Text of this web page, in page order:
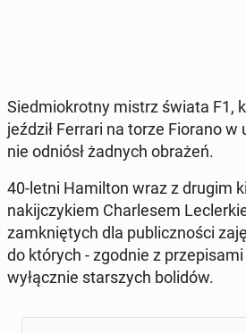
Sied­mio­krot­ny mistrz świata F1,
jeździł Ferrari na torze Fiorano w
nie odniósł żadnych obrażeń.
40-letni Ha­mil­ton wraz z drugim
na­kij­czy­kiem Char­le­sem
za­mknię­tych dla pu­blicz­no­ści
do których - zgodnie z
wy­łącz­nie star­szych bolidów.